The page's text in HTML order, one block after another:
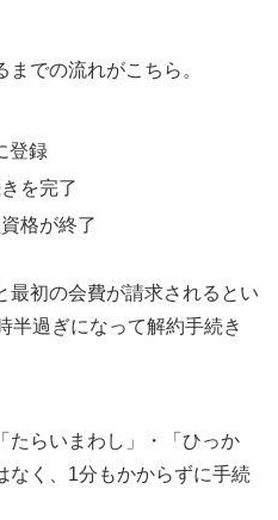
での流れがこちら。
登録
を完了
格が終了
最初の会費が請求されるとい
半過ぎになって解約手続き
たらいまわし」・「ひっか
なく、1分もかからずに手続